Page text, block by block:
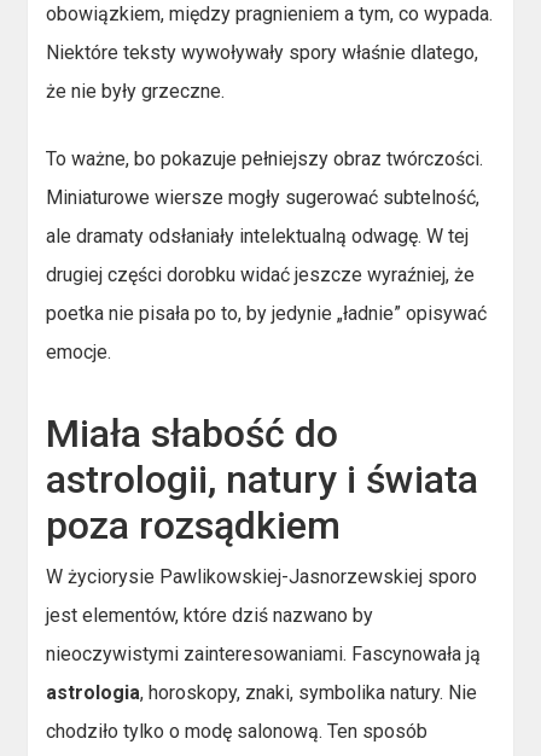
obowiązkiem, między pragnieniem a tym, co wypada.
Niektóre teksty wywoływały spory właśnie dlatego,
że nie były grzeczne.
To ważne, bo pokazuje pełniejszy obraz twórczości.
Miniaturowe wiersze mogły sugerować subtelność,
ale dramaty odsłaniały intelektualną odwagę. W tej
drugiej części dorobku widać jeszcze wyraźniej, że
poetka nie pisała po to, by jedynie „ładnie” opisywać
emocje.
Miała słabość do
astrologii, natury i świata
poza rozsądkiem
W życiorysie Pawlikowskiej-Jasnorzewskiej sporo
jest elementów, które dziś nazwano by
nieoczywistymi zainteresowaniami. Fascynowała ją
astrologia, horoskopy, znaki, symbolika natury. Nie
chodziło tylko o modę salonową. Ten sposób